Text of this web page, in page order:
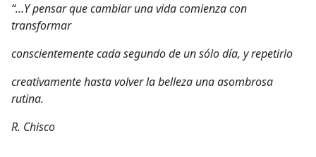
“…Y pensar que cambiar una vida comienza con
transformar
conscientemente cada segundo de un sólo día, y repetirlo
creativamente hasta volver la belleza una asombrosa
rutina.
R. Chisco